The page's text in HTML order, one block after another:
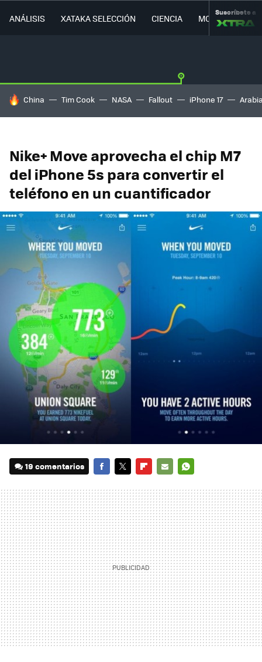
ANÁLISIS XATAKA SELECCIÓN CIENCIA MOVILIDAD
Suscríbete a
HOY SE HABLA DE
China Tim Cook NASA Fallout iPhone 17
Nike+ Move aprovecha el chip M7
del iPhone 5s para convertir el
teléfono en un cuantificador
19 comentarios
MAIL